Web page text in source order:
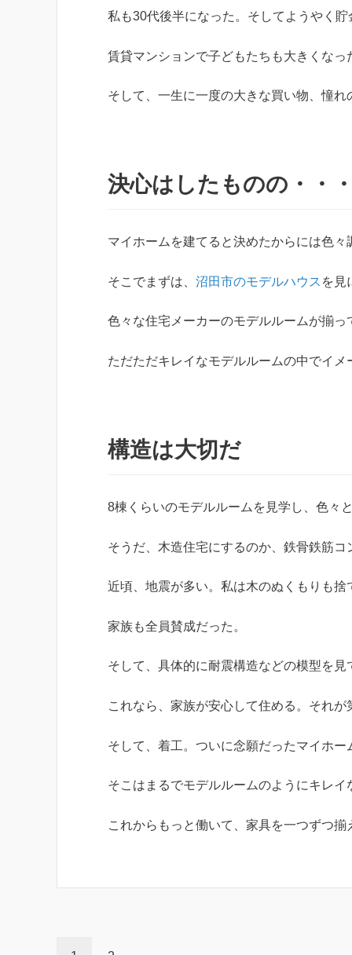
私も30代後半になった。そしてようやく貯
賃貸マンションで子どもたちも大きくなっ
そして、一生に一度の大きな買い物、憧
決心はしたものの・・
マイホームを建てると決めたからには色々
そこでまずは、 沼田市のモデルハウス を見
色々な住宅メーカーのモデルルームが揃
ただただキレイなモデルルームの中でイ
構造は大切だ
8棟くらいのモデルルームを見学し、色々
そうだ、木造住宅にするのか、鉄骨鉄筋
近頃、地震が多い。私は木のぬくもりも
家族も全員賛成だった。
そして、具体的に耐震構造などの模型を見
これなら、家族が安心して住める。それが
そして、着工。ついに念願だったマイホー
そこはまるでモデルルームのようにキレイ
これからもっと働いて、家具を一つずつ